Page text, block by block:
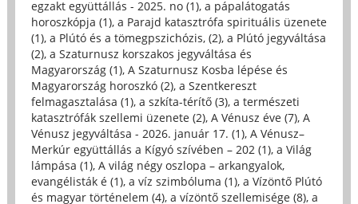
egzakt együttállás - 2025. no (1), a pápalátogatás
horoszkópja (1), a Parajd katasztrófa spirituális üzenete
(1), a Plútó és a tömegpszichózis, (2), a Plútó jegyváltása
(2), a Szaturnusz korszakos jegyváltása és
Magyarország (1), A Szaturnusz Kosba lépése és
Magyarország horoszkó (2), a Szentkereszt
felmagasztalása (1), a szkíta-térítő (3), a természeti
katasztrófák szellemi üzenete (2), A Vénusz éve (7), A
Vénusz jegyváltása - 2026. január 17. (1), A Vénusz–
Merkúr együttállás a Kígyó szívében – 202 (1), a Világ
lámpása (1), A világ négy oszlopa – arkangyalok,
evangélisták é (1), a víz szimbóluma (1), a Vízöntő Plútó
és magyar történelem (4), a vízöntő szellemisége (8), a